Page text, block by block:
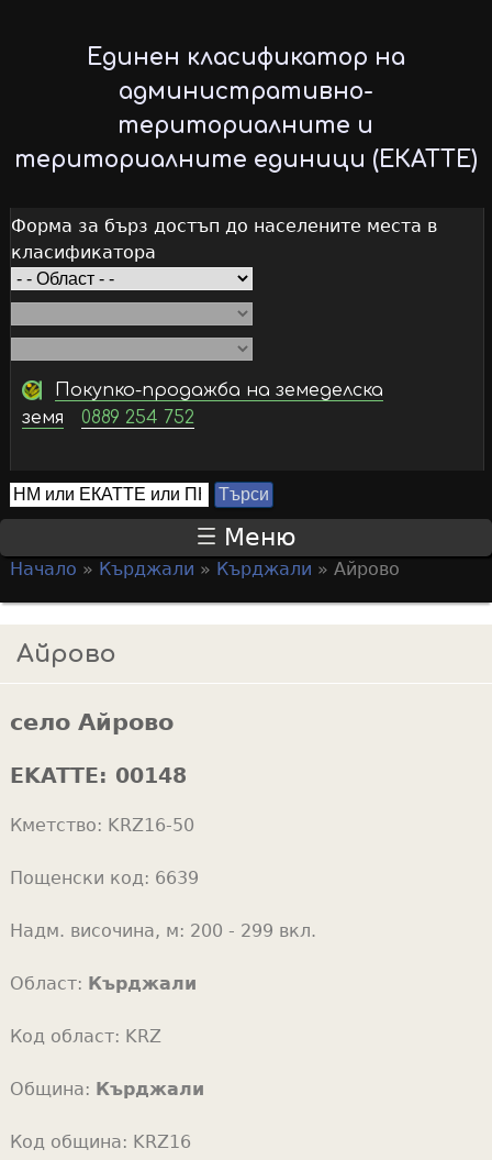
to
main
content
Единен класификатор на
административно-
териториалните и
териториалните единици (ЕКАТТЕ)
Форма за бърз достъп до населените места в
класификатора
Покупко-продажба на земеделска
земя
0889 254 752
S
e
r
c
h
f
r
m
Т
ъ
с
и
Меню
o
u
r
e
e
Начало » Кърджали » Кърджали » Айрово
Айрово
село Айрово
EKATTE: 00148
Кметство: KRZ16-50
Пощенски код: 6639
Надм. височина, м: 200 - 299 вкл.
Област: Кърджали
Код област: KRZ
Община: Кърджали
Код община: KRZ16